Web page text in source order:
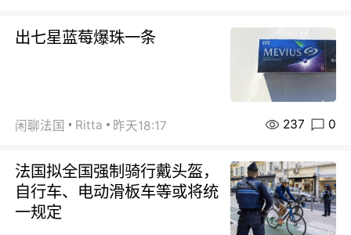
出七星蓝莓爆珠一条
闲聊法国 Ritta 昨天18:17 237 0
法国拟全国强制骑行戴头盔，
自行车、电动滑板车等或将统
一规定